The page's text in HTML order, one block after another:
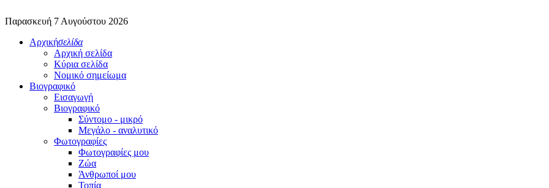
Παρασκευή 7 Αυγούστου 2026
Αρχικήσελίδα
Αρχική σελίδα
Κύρια σελίδα
Νομικό σημείωμα
Βιογραφικό
Εισαγωγή
Βιογραφικό
Σύντομο - μικρό
Μεγάλο - αναλυτικό
Φωτογραφίες
Φωτογραφίες μου
Ζώα
Άνθρωποί μου
Τοπία